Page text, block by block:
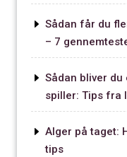
Sådan får du
– 7
Sådan bliver
spiller: Tips fra
Alger på taget:
tips